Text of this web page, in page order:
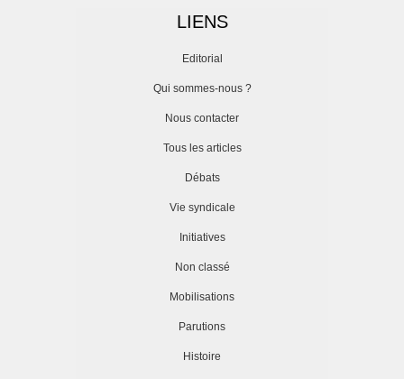
LIENS
Editorial
Qui sommes-nous ?
Nous contacter
Tous les articles
Débats
Vie syndicale
Initiatives
Non classé
Mobilisations
Parutions
Histoire